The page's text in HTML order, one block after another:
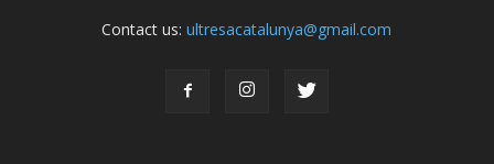
Contact us:ultresacatalunya@gmail.com